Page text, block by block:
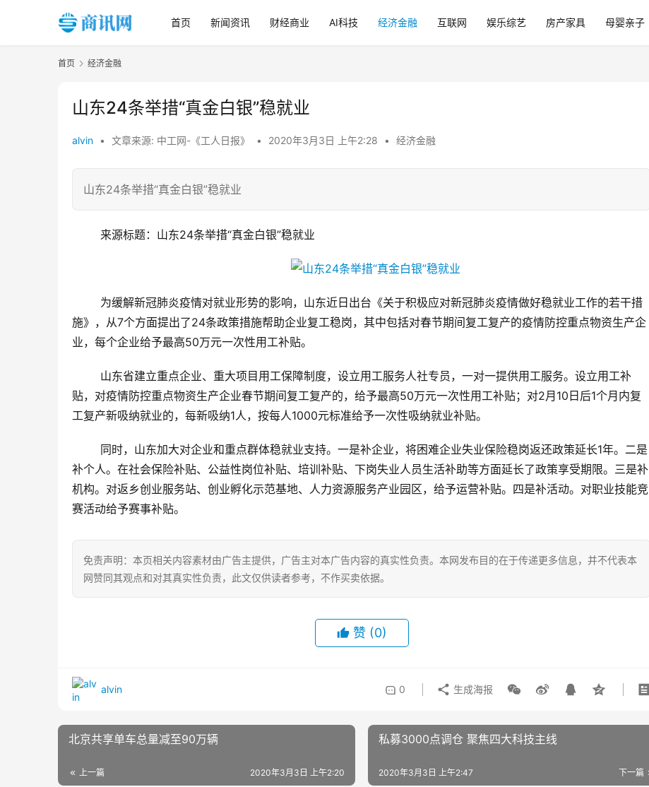
首页 新闻资讯 财经商业 AI科技 经济金融 互联网 娱乐综艺 房产家具 母婴亲子
首页 经济金融
山东24条举措“真金白银”稳就业
alvin • 文章来源: 中工网-《工人日报》 • 2020年3月3日 上午2:28 • 经济金融
山东24条举措“真金白银”稳就业
	来源标题：山东24条举措“真金白银”稳就业
施》，从7个方面提出了24条政策措施帮助企业复工稳岗，其中包括对春节期间复工复产的疫情防控重点物资生产企
业，每个企业给予最高50万元一次性用工补贴。
贴，对疫情防控重点物资生产企业春节期间复工复产的，给予最高50万元一次性用工补贴；对2月10日后1个月内复
工复产新吸纳就业的，每新吸纳1人，按每人1000元标准给予一次性吸纳就业补贴。
补个人。在社会保险补贴、公益性岗位补贴、培训补贴、下岗失业人员生活补助等方面延长了政策享受期限。三是补
机构。对返乡创业服务站、创业孵化示范基地、人力资源服务产业园区，给予运营补贴。四是补活动。对职业技能竞
赛活动给予赛事补贴。
免责声明：本页相关内容素材由广告主提供，广告主对本广告内容的真实性负责。本网发布目的在于传递更多信息，并不代表本
网赞同其观点和对其真实性负责，此文仅供读者参考，不作买卖依据。
赞 (0)
alvin 0 生成海报
北京共享单车总量减至90万辆
上一篇 2020年3月3日 上午2:20
私募3000点调仓 聚焦四大科技主线
下一篇
2020年3月3日 上午2:47